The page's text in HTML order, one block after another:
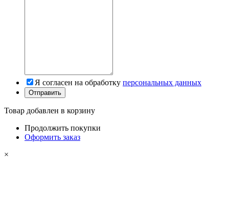
Я согласен на обработку персональных данных
Товар добавлен в корзину
Продолжить покупки
Оформить заказ
×